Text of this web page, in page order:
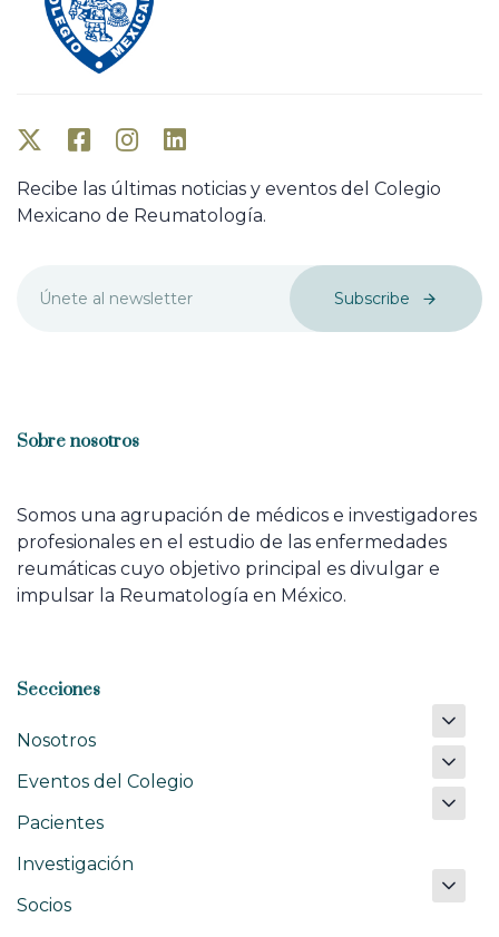
Recibe las últimas noticias y eventos del Colegio
Mexicano de Reumatología.
Subscribe
Sobre nosotros
Somos una agrupación de médicos e investigadores
profesionales en el estudio de las enfermedades
reumáticas cuyo objetivo principal es divulgar e
impulsar la Reumatología en México.
Secciones
Nosotros
Eventos del Colegio
Pacientes
Investigación
Socios